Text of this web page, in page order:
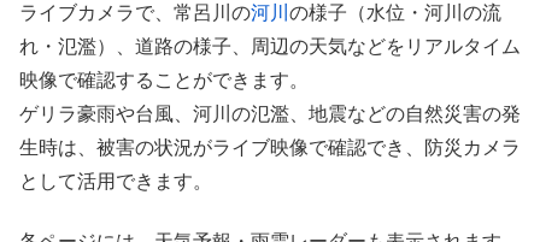
ライブカメラで、常呂川の河川 の様子（水位・河川の流
れ・氾濫）、道路の様子、周辺の天気などをリアルタイム
映像で確認することができます。
ゲリラ豪雨や台風、河川の氾濫、地震などの自然災害の発
生時は、被害の状況がライブ映像で確認でき、防災カメラ
として活用できます。